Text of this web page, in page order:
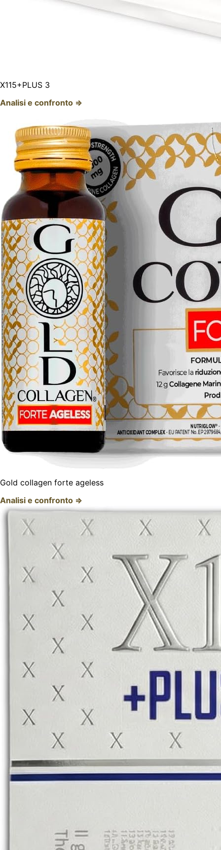
X115+PLUS 3
Analisi e confronto ⇒
Gold collagen forte ageless
Analisi e confronto ⇒